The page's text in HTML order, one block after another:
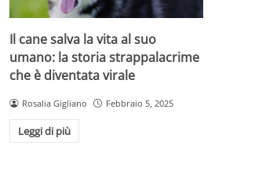
Il cane salva la vita al suo
umano: la storia strappalacrime
che è diventata virale
Rosalia Gigliano Febbraio 5, 2025
Leggi di più